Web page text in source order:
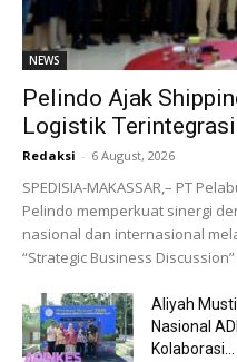
NEWS
Pelindo Ajak
Logistik Terintegrasi
Redaksi - 6 August, 2026
SPEDISIA-MAKASSAR,– PT
Pelindo memperkuat sinergi
nasional dan internasional
“Strategic Business Discussion”
Aliyah
Nasional
Kolaborasi...